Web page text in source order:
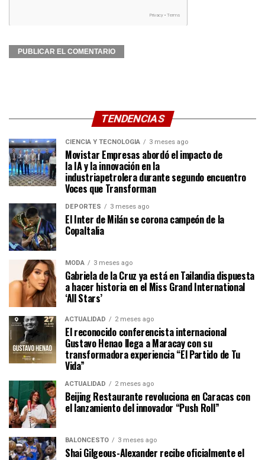
TENDENCIAS
CIENCIA Y TECNOLOGÍA 3 meses ago
Movistar Empresas abordó el impacto de
la IA y la innovación en la
industriapetrolera durante segundo encuentro
Voces que Transforman
DEPORTES 3 meses ago
El Inter de Milán se corona campeón de la
CopaItalia
MODA 3 meses ago
Gabriela de la Cruz ya está en Tailandia dispuesta
a hacer historia en el Miss Grand International
‘All Stars’
ACTUALIDAD 2 meses ago
El reconocido conferencista internacional
Gustavo Henao llega a Maracay con su
transformadora experiencia “El Partido de Tu
Vida”
ACTUALIDAD 2 meses ago
Beijing Restaurante revoluciona en Caracas con
el lanzamiento del innovador “Push Roll”
BALONCESTO 3 meses ago
Shai Gilgeous-Alexander recibe oficialmente el